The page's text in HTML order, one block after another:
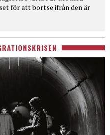
för att bortse ifrån den är